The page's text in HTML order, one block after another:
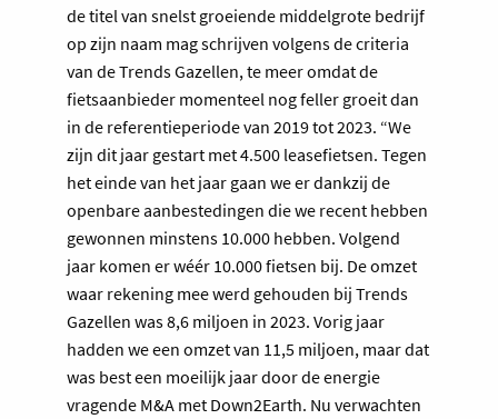
de titel van snelst groeiende middelgrote bedrijf
op zijn naam mag schrijven volgens de criteria
van de Trends Gazellen, te meer omdat de
fietsaanbieder momenteel nog feller groeit dan
in de referentieperiode van 2019 tot 2023. “We
zijn dit jaar gestart met 4.500 leasefietsen. Tegen
het einde van het jaar gaan we er dankzij de
openbare aanbestedingen die we recent hebben
gewonnen minstens 10.000 hebben. Volgend
jaar komen er wéér 10.000 fietsen bij. De omzet
waar rekening mee werd gehouden bij Trends
Gazellen was 8,6 miljoen in 2023. Vorig jaar
hadden we een omzet van 11,5 miljoen, maar dat
was best een moeilijk jaar door de energie
vragende M&A met Down2Earth. Nu verwachten